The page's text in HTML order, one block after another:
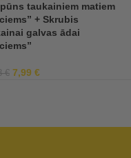
taukainiem matiem
+ Skrubis
galvas ādai
€ 7,99 €